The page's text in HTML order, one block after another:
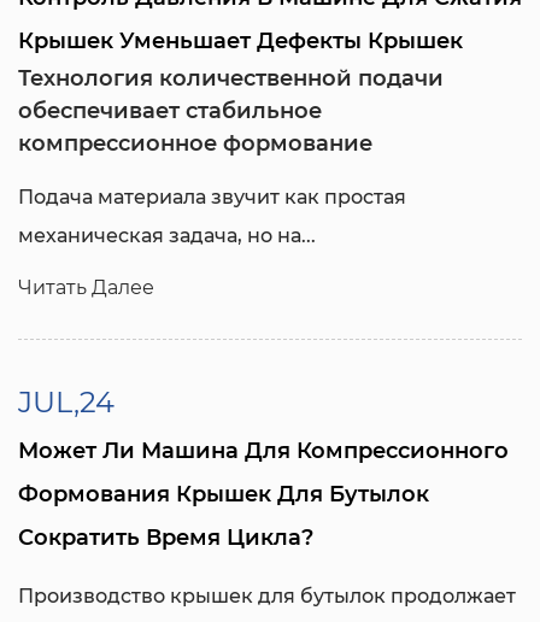
Крышек Уменьшает Дефекты Крышек
Технология количественной подачи
обеспечивает стабильное
компрессионное формование
Подача материала звучит как простая
механическая задача, но на...
Читать Далее
JUL,24
Может Ли Машина Для Компрессионного
Формования Крышек Для Бутылок
Сократить Время Цикла?
Производство крышек для бутылок продолжает